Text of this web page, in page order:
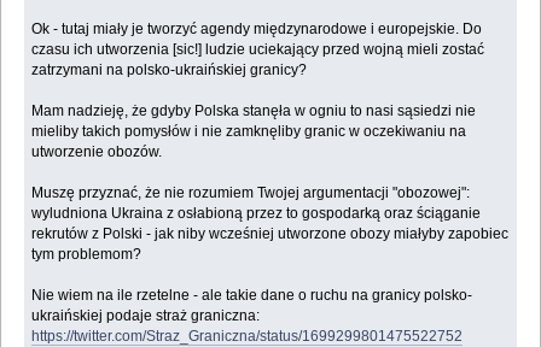
Ok - tutaj miały je tworzyć agendy międzynarodowe i europejskie. Do
czasu ich utworzenia [sic!] ludzie uciekający przed wojną mieli zostać
zatrzymani na polsko-ukraińskiej granicy?
Mam nadzieję, że gdyby Polska stanęła w ogniu to nasi sąsiedzi nie
mieliby takich pomysłów i nie zamknęliby granic w oczekiwaniu na
utworzenie obozów.
Muszę przyznać, że nie rozumiem Twojej argumentacji "obozowej":
wyludniona Ukraina z osłabioną przez to gospodarką oraz ściąganie
rekrutów z Polski - jak niby wcześniej utworzone obozy miałyby zapobiec
tym problemom?
Nie wiem na ile rzetelne - ale takie dane o ruchu na granicy polsko-
ukraińskiej podaje straż graniczna:
https://twitter.com/Straz_Graniczna/status/1699299801475522752